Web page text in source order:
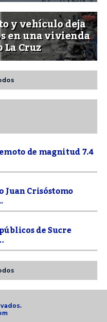
y vehículo deja
en una vivienda
Cruz
de magnitud 7.4
Juan Crisóstomo
de Sucre